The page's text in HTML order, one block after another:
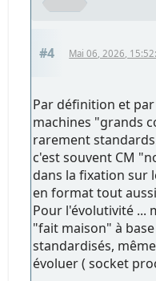
#4 Mai 06, 2026,
Par définition et par
machines "grands
rarement
c'est souvent CM
dans la fixation sur
en format tout
Pour l'évolutivité ...
"fait maison" à
standardisés,
évoluer ( socket